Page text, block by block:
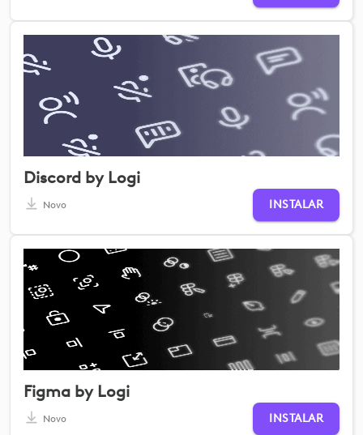
Discord by Logi
Novo INSTALAR
Figma by Logi
Novo INSTALAR